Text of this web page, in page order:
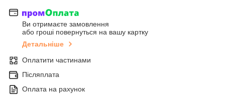
Ви отримаєте замовлення
або гроші повернуться на вашу картку
Детальніше
Оплатити частинами
Післяплата
Оплата на рахунок